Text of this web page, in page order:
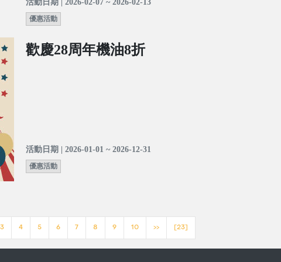
活動日期 | 2026-02-07 ~ 2026-02-13
優惠活動
歡慶28周年機油8折
活動日期 | 2026-01-01 ~ 2026-12-31
優惠活動
3 4 5 6 7 8 9 10 >> [23]